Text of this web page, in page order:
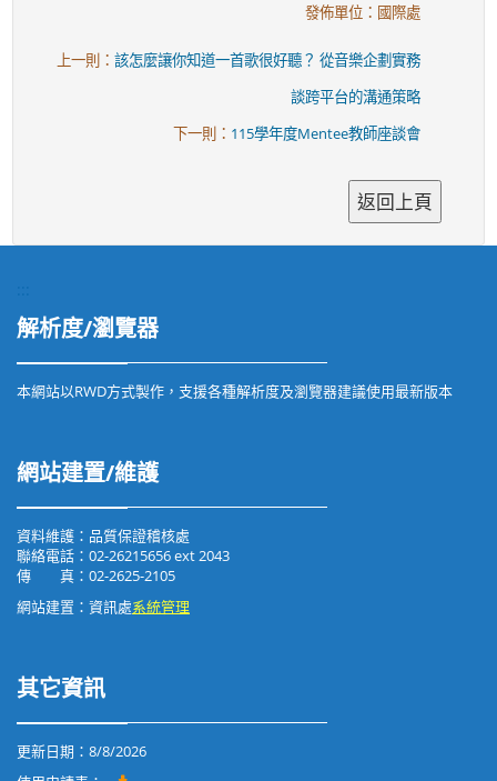
發佈單位：國際處
上一則：該怎麼讓你知道一首歌很好聽？ 從音樂企劃實務
談跨平台的溝通策略
下一則： 115學年度Mentee教師座談會
解析度/瀏覽器
本網站以RWD方式製作，支援各種解析度及瀏覽器建議使用最新版本
網站建置/維護
資料維護：品質保證稽核處
聯絡電話：02-26215656 ext 2043
傳 真：02-2625-2105
網站建置：資訊處系統管理
其它資訊
更新日期： 8/8/2026